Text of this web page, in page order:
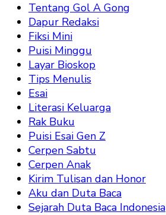
Tentang Gol A Gong
Dapur Redaksi
Fiksi Mini
Puisi Minggu
Layar Bioskop
Tips Menulis
Esai
Literasi Keluarga
Rak Buku
Puisi Esai Gen Z
Cerpen Sabtu
Cerpen Anak
Kirim Tulisan dan Honor
Aku dan Duta Baca
Sejarah Duta Baca Indonesia